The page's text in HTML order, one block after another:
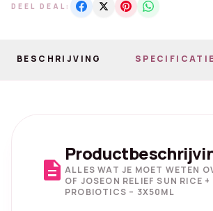
DEEL DEAL:
BESCHRIJVING
description ALLES WAT JE MOET WETEN
OF JOSEON RELIEF SUN RICE +
PROBIOTICS – 3X50ML